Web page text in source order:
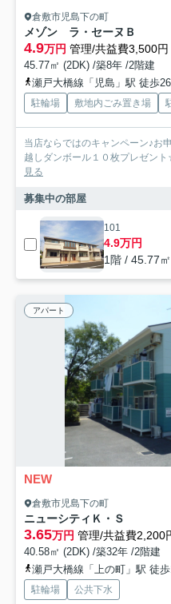
倉敷市児島下の町
メゾン ラ・セーヌＢ
4.9万円 管理/共益費3,500円
45.77㎡ (2DK) /築8年 /2階建
瀬戸大橋線「児島」駅 徒歩
駐輪場 敷地内ごみ置き場
当店ならではのキャンペーン♪お
越しダンボール１０枚プレゼン
見る
募集中の部屋
101
4.9万円
1階 / 45.77
アパート
NEW
倉敷市児島下の町
ニューシティＫ・Ｓ
3.65万円 管理/共益費2,200
40.58㎡ (2DK) /築32年 /2階建
瀬戸大橋線「上の町」駅 徒
駐輪場 公共下水